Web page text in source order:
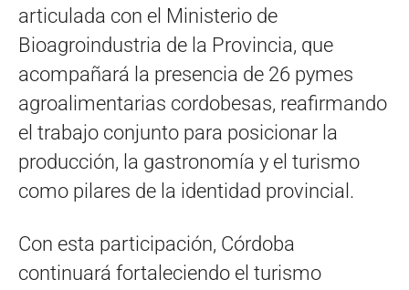
articulada con el Ministerio de
Bioagroindustria de la Provincia, que
acompañará la presencia de 26 pymes
agroalimentarias cordobesas, reafirmando
el trabajo conjunto para posicionar la
producción, la gastronomía y el turismo
como pilares de la identidad provincial.
Con esta participación, Córdoba
continuará fortaleciendo el turismo